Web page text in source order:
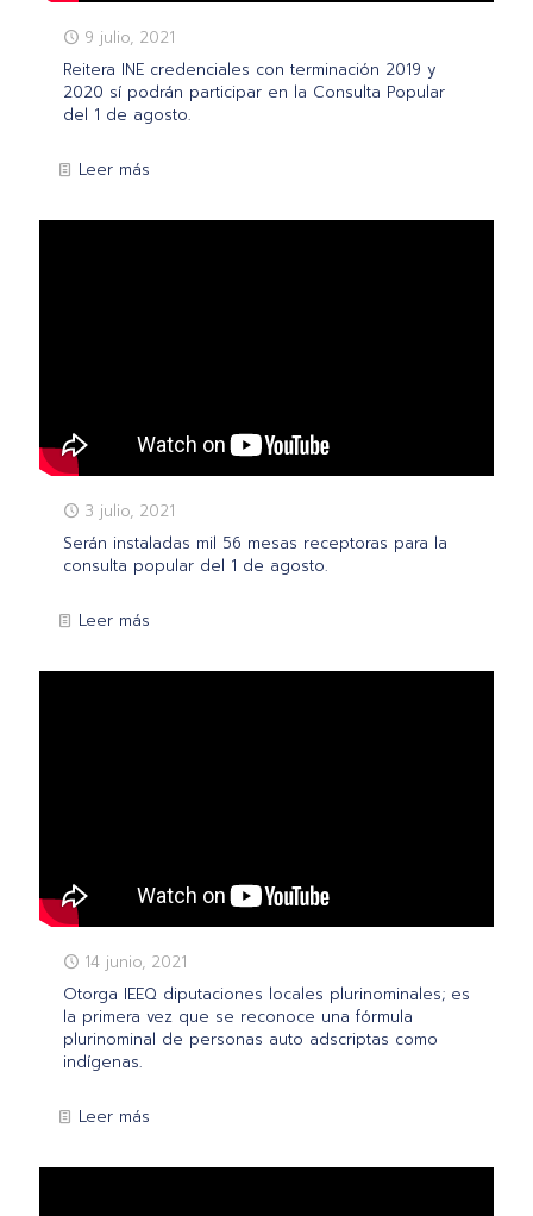
9 julio, 2021
Reitera INE credenciales con terminación 2019 y
2020 sí podrán participar en la Consulta Popular
del 1 de agosto.
Leer más
3 julio, 2021
Serán instaladas mil 56 mesas receptoras para la
consulta popular del 1 de agosto.
Leer más
14 junio, 2021
Otorga IEEQ diputaciones locales plurinominales; es
la primera vez que se reconoce una fórmula
plurinominal de personas auto adscriptas como
indígenas.
Leer más